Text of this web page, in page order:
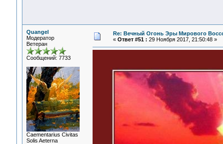
Quangel
Модератор
Ветеран
Сообщений: 7733
Сaementarius Civitas
Solis Aeterna
Re: Вечный Огонь Эры Мирового
« Ответ #51 : 29 Ноября 2017, 21:50:48 »